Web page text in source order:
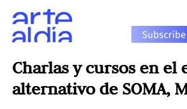
Charlas y cursos en el
alternativo de SOMA,